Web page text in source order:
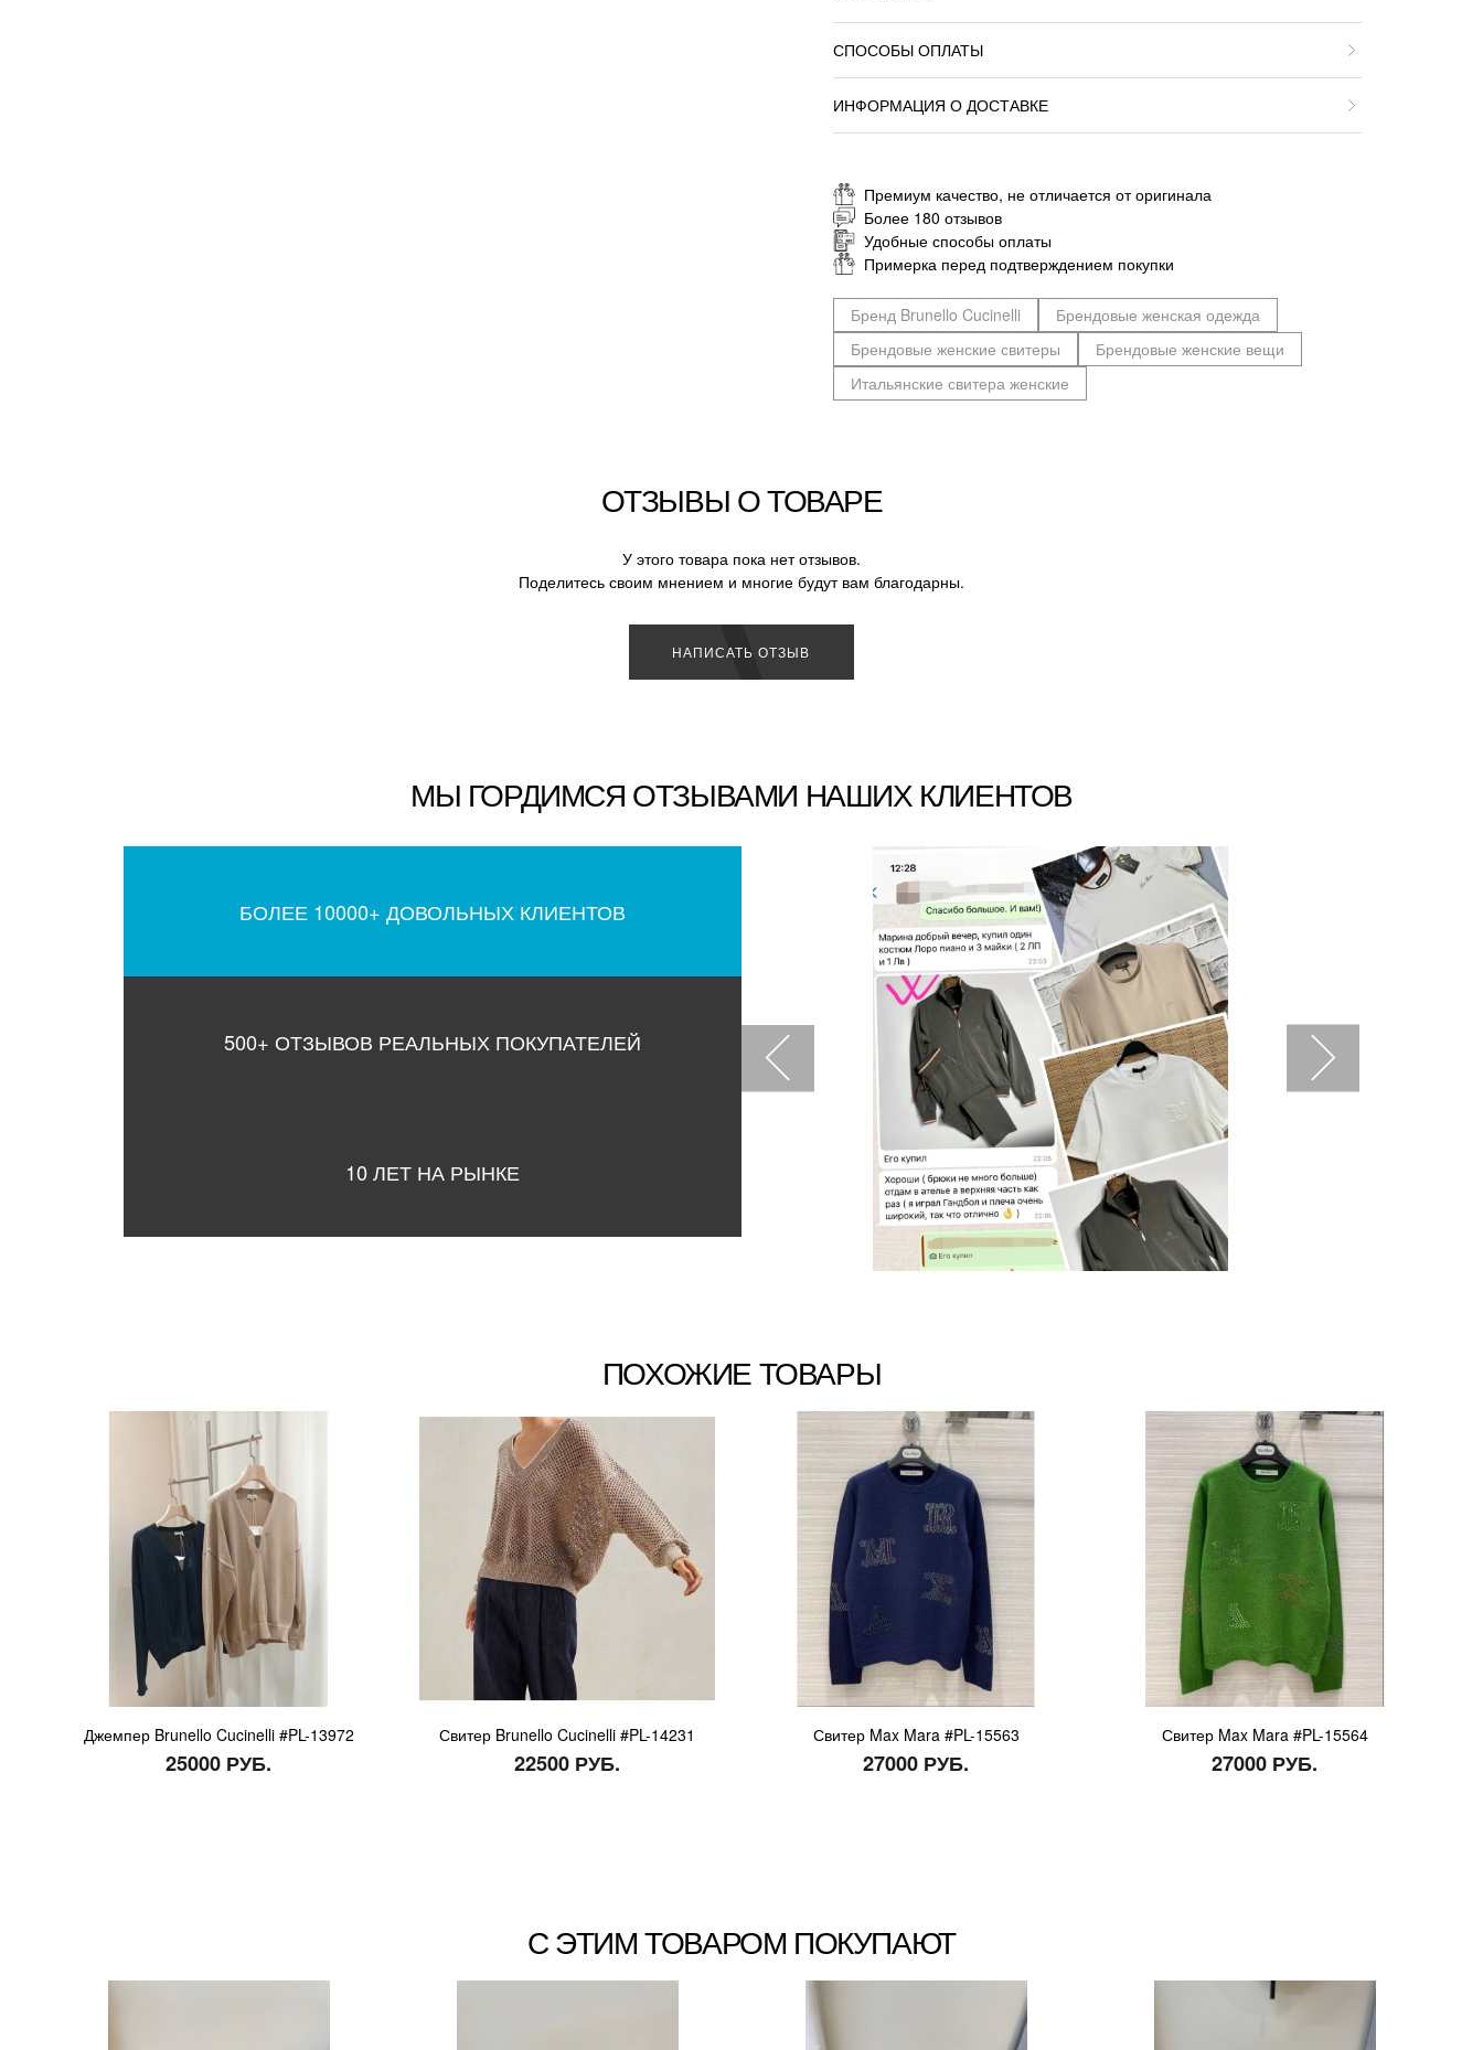
СПОСОБЫ ОПЛАТЫ
ИНФОРМАЦИЯ О ДОСТАВКЕ
Премиум качество, не отличается от оригинала
Более 180 отзывов
Удобные способы оплаты
Примерка перед подтверждением покупки
Бренд Brunello Cucinelli
Брендовые женская одежда
Брендовые женские свитеры
Брендовые женские вещи
Итальянские свитера женские
ОТЗЫВЫ О ТОВАРЕ
У этого товара пока нет отзывов.
Поделитесь своим мнением и многие будут вам благодарны.
НАПИСАТЬ ОТЗЫВ
МЫ ГОРДИМСЯ ОТЗЫВАМИ НАШИХ КЛИЕНТОВ
БОЛЕЕ 10000+ ДОВОЛЬНЫХ КЛИЕНТОВ
500+ ОТЗЫВОВ РЕАЛЬНЫХ ПОКУПАТЕЛЕЙ
10 ЛЕТ НА РЫНКЕ
ПОХОЖИЕ ТОВАРЫ
Джемпер Brunello Cucinelli #PL-13972
25000 РУБ.
Свитер Brunello Cucinelli #PL-14231
22500 РУБ.
Свитер Max Mara #PL-15563
27000 РУБ.
Свитер Max Mara #PL-15564
27000 РУБ.
С ЭТИМ ТОВАРОМ ПОКУПАЮТ